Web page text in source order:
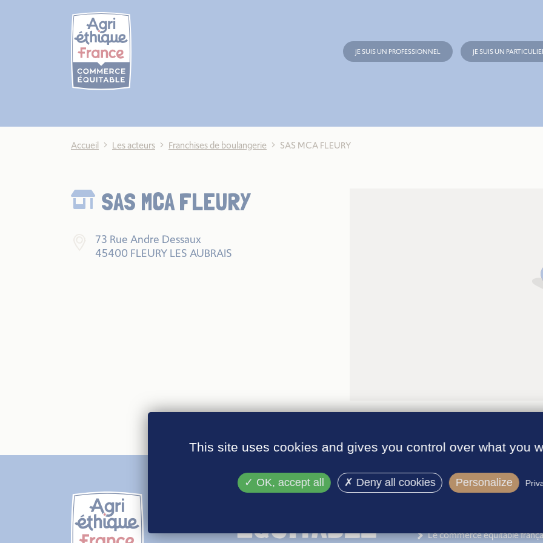
JE SUIS UN PROFESSIONNEL JE SUIS UN
Accueil Les acteurs Franchises de boulangerie SAS MCA FLEURY
SAS MCA FLEURY
73 Rue Andre Dessaux
45400 FLEURY LES AUBRAIS
Le commerce équitable
This site uses cookies and gives you control over what you
OK, accept all Deny all cookies Personalize